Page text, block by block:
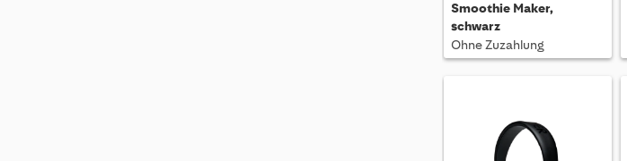
Smoothie Maker,
schwarz
Ohne Zuzahlung